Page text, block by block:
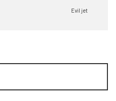
Evil jet